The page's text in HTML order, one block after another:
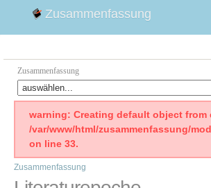
Zusammenfassung
Zusammenfassung
Faust
Willhelm Tell
Emilia Galotti
warning: Creating default object from
/var/www/html/zusammenfassung/
on line 33.
Zusammenfassung